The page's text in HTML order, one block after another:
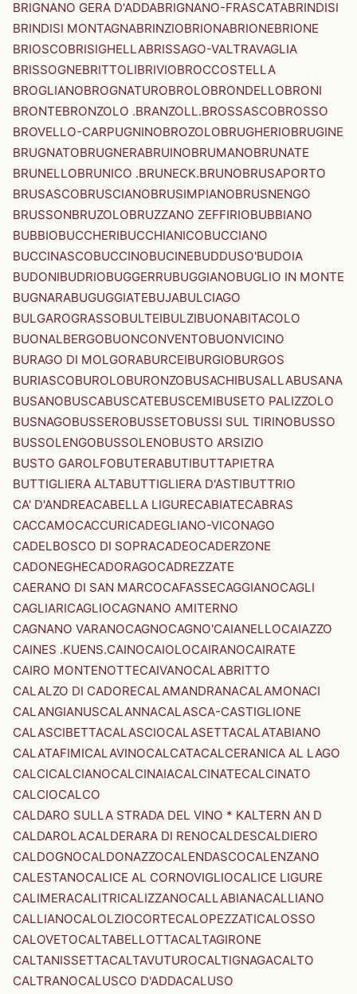
BRIGNANO GERA D'ADDABRIGNANO-FRASCATABRINDISI
BRINDISI MONTAGNABRINZIOBRIONABRIONEBRIONE
BRIOSCOBRISIGHELLABRISSAGO-VALTRAVAGLIA
BRISSOGNEBRITTOLIBRIVIOBROCCOSTELLA
BROGLIANOBROGNATUROBROLOBRONDELLOBRONI
BRONTEBRONZOLO .BRANZOLL.BROSSASCOBROSSO
BROVELLO-CARPUGNINOBROZOLOBRUGHERIOBRUGINE
BRUGNATOBRUGNERABRUINOBRUMANOBRUNATE
BRUNELLOBRUNICO .BRUNECK.BRUNOBRUSAPORTO
BRUSASCOBRUSCIANOBRUSIMPIANOBRUSNENGO
BRUSSONBRUZOLOBRUZZANO ZEFFIRIOBUBBIANO
BUBBIOBUCCHERIBUCCHIANICOBUCCIANO
BUCCINASCOBUCCINOBUCINEBUDDUSO'BUDOIA
BUDONIBUDRIOBUGGERRUBUGGIANOBUGLIO IN MONTE
BUGNARABUGUGGIATEBUJABULCIAGO
BULGAROGRASSOBULTEIBULZIBUONABITACOLO
BUONALBERGOBUONCONVENTOBUONVICINO
BURAGO DI MOLGORABURCEIBURGIOBURGOS
BURIASCOBUROLOBURONZOBUSACHIBUSALLABUSANA
BUSANOBUSCABUSCATEBUSCEMIBUSETO PALIZZOLO
BUSNAGOBUSSEROBUSSETOBUSSI SUL TIRINOBUSSO
BUSSOLENGOBUSSOLENOBUSTO ARSIZIO
BUSTO GAROLFOBUTERABUTIBUTTAPIETRA
BUTTIGLIERA ALTABUTTIGLIERA D'ASTIBUTTRIO
CA' D'ANDREACABELLA LIGURECABIATECABRAS
CACCAMOCACCURICADEGLIANO-VICONAGO
CADELBOSCO DI SOPRACADEOCADERZONE
CADONEGHECADORAGOCADREZZATE
CAERANO DI SAN MARCOCAFASSECAGGIANOCAGLI
CAGLIARICAGLIOCAGNANO AMITERNO
CAGNANO VARANOCAGNOCAGNO'CAIANELLOCAIAZZO
CAINES .KUENS.CAINOCAIOLOCAIRANOCAIRATE
CAIRO MONTENOTTECAIVANOCALABRITTO
CALALZO DI CADORECALAMANDRANACALAMONACI
CALANGIANUSCALANNACALASCA-CASTIGLIONE
CALASCIBETTACALASCIOCALASETTACALATABIANO
CALATAFIMICALAVINOCALCATACALCERANICA AL LAGO
CALCICALCIANOCALCINAIACALCINATECALCINATO
CALCIOCALCO
CALDARO SULLA STRADA DEL VINO * KALTERN AN D
CALDAROLACALDERARA DI RENOCALDESCALDIERO
CALDOGNOCALDONAZZOCALENDASCOCALENZANO
CALESTANOCALICE AL CORNOVIGLIOCALICE LIGURE
CALIMERACALITRICALIZZANOCALLABIANACALLIANO
CALLIANOCALOLZIOCORTECALOPEZZATICALOSSO
CALOVETOCALTABELLOTTACALTAGIRONE
CALTANISSETTACALTAVUTUROCALTIGNAGACALTO
CALTRANOCALUSCO D'ADDACALUSO